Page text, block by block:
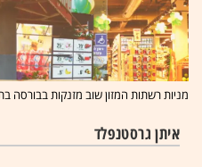
מניות רשתות המזון שוב מזנקות בבורסה
איתן גרסטנפלד